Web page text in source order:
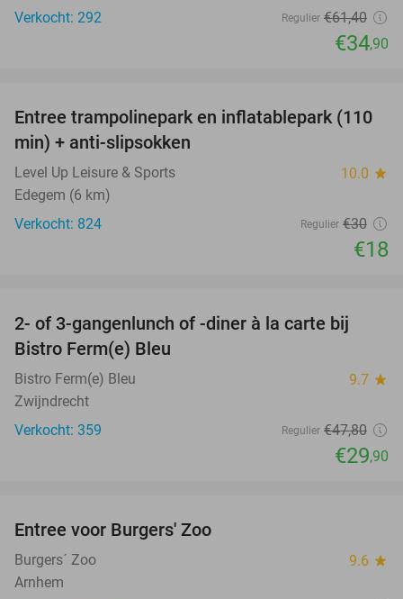
Verkocht: 292 Regulier €61,40
€34,90
40%
Entree trampolinepark en inflatablepark (110
min) + anti-slipsokken
Level Up Leisure & Sports 10.0 star
Edegem (6 km)
Verkocht: 824
Regulier €30
€18
37%
2- of 3-gangenlunch of -diner à la carte bij
Bistro Ferm(e) Bleu
Bistro Ferm(e) Bleu 9.7 star
Zwijndrecht
Verkocht: 359
Regulier €47,80
€29,90
Entree voor Burgers' Zoo
Burgers´ Zoo 9.6 star
Arnhem